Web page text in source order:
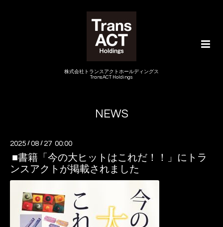
株式会社トランスアクトホールディングス
TransACT Holdings
NEWS
2025 /08 / 27 00:00
■書籍「今の大ヒットはこれだ！！」にトラ
ンスアクトが掲載されました